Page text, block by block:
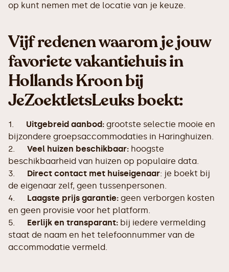
op kunt nemen met de locatie van je keuze.
Vijf redenen waarom je jouw
favoriete vakantiehuis in
Hollands Kroon bij
JeZoektIetsLeuks boekt:
1. Uitgebreid aanbod: grootste selectie mooie en
bijzondere groepsaccommodaties in Haringhuizen.
2. Veel huizen beschikbaar: hoogste
beschikbaarheid van huizen op populaire data.
3. Direct contact met huiseigenaar: je boekt bij
de eigenaar zelf, geen tussenpersonen.
4. Laagste prijs garantie: geen verborgen kosten
en geen provisie voor het platform.
5. Eerlijk en transparant: bij iedere vermelding
staat de naam en het telefoonnummer van de
accommodatie vermeld.